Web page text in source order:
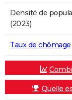
Densité de
(2023)
Taux de chômage
Quelle